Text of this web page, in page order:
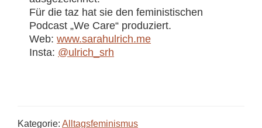
Für die taz hat sie den feministischen
Podcast „We Care“ produziert.
Web: www.sarahulrich.me
Insta: @ulrich_srh
Kategorie: Alltagsfeminismus